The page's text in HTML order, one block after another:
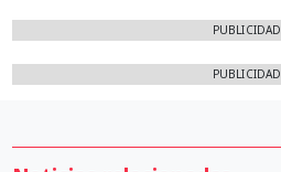
PUBLICIDAD
PUBLICIDAD